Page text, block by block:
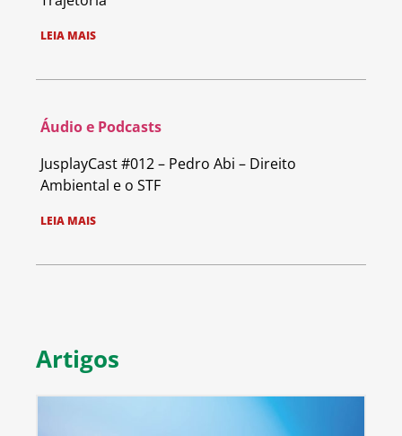
LEIA MAIS
Áudio e Podcasts
JusplayCast #012 – Pedro Abi – Direito
Ambiental e o STF
LEIA MAIS
Artigos